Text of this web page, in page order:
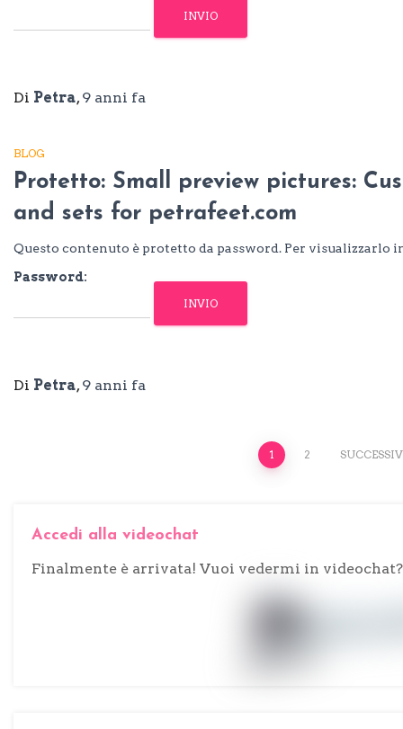
Di Petra,9 anni fa
BLOG
Protetto: Small preview pictures:
and sets for petrafeet.com
Questo contenuto è protetto da password. Per visualizzarlo
Password:
Di Petra,9 anni fa
articoli
1 2
Accedi alla videochat
Finalmente è arrivata! Vuoi vedermi in